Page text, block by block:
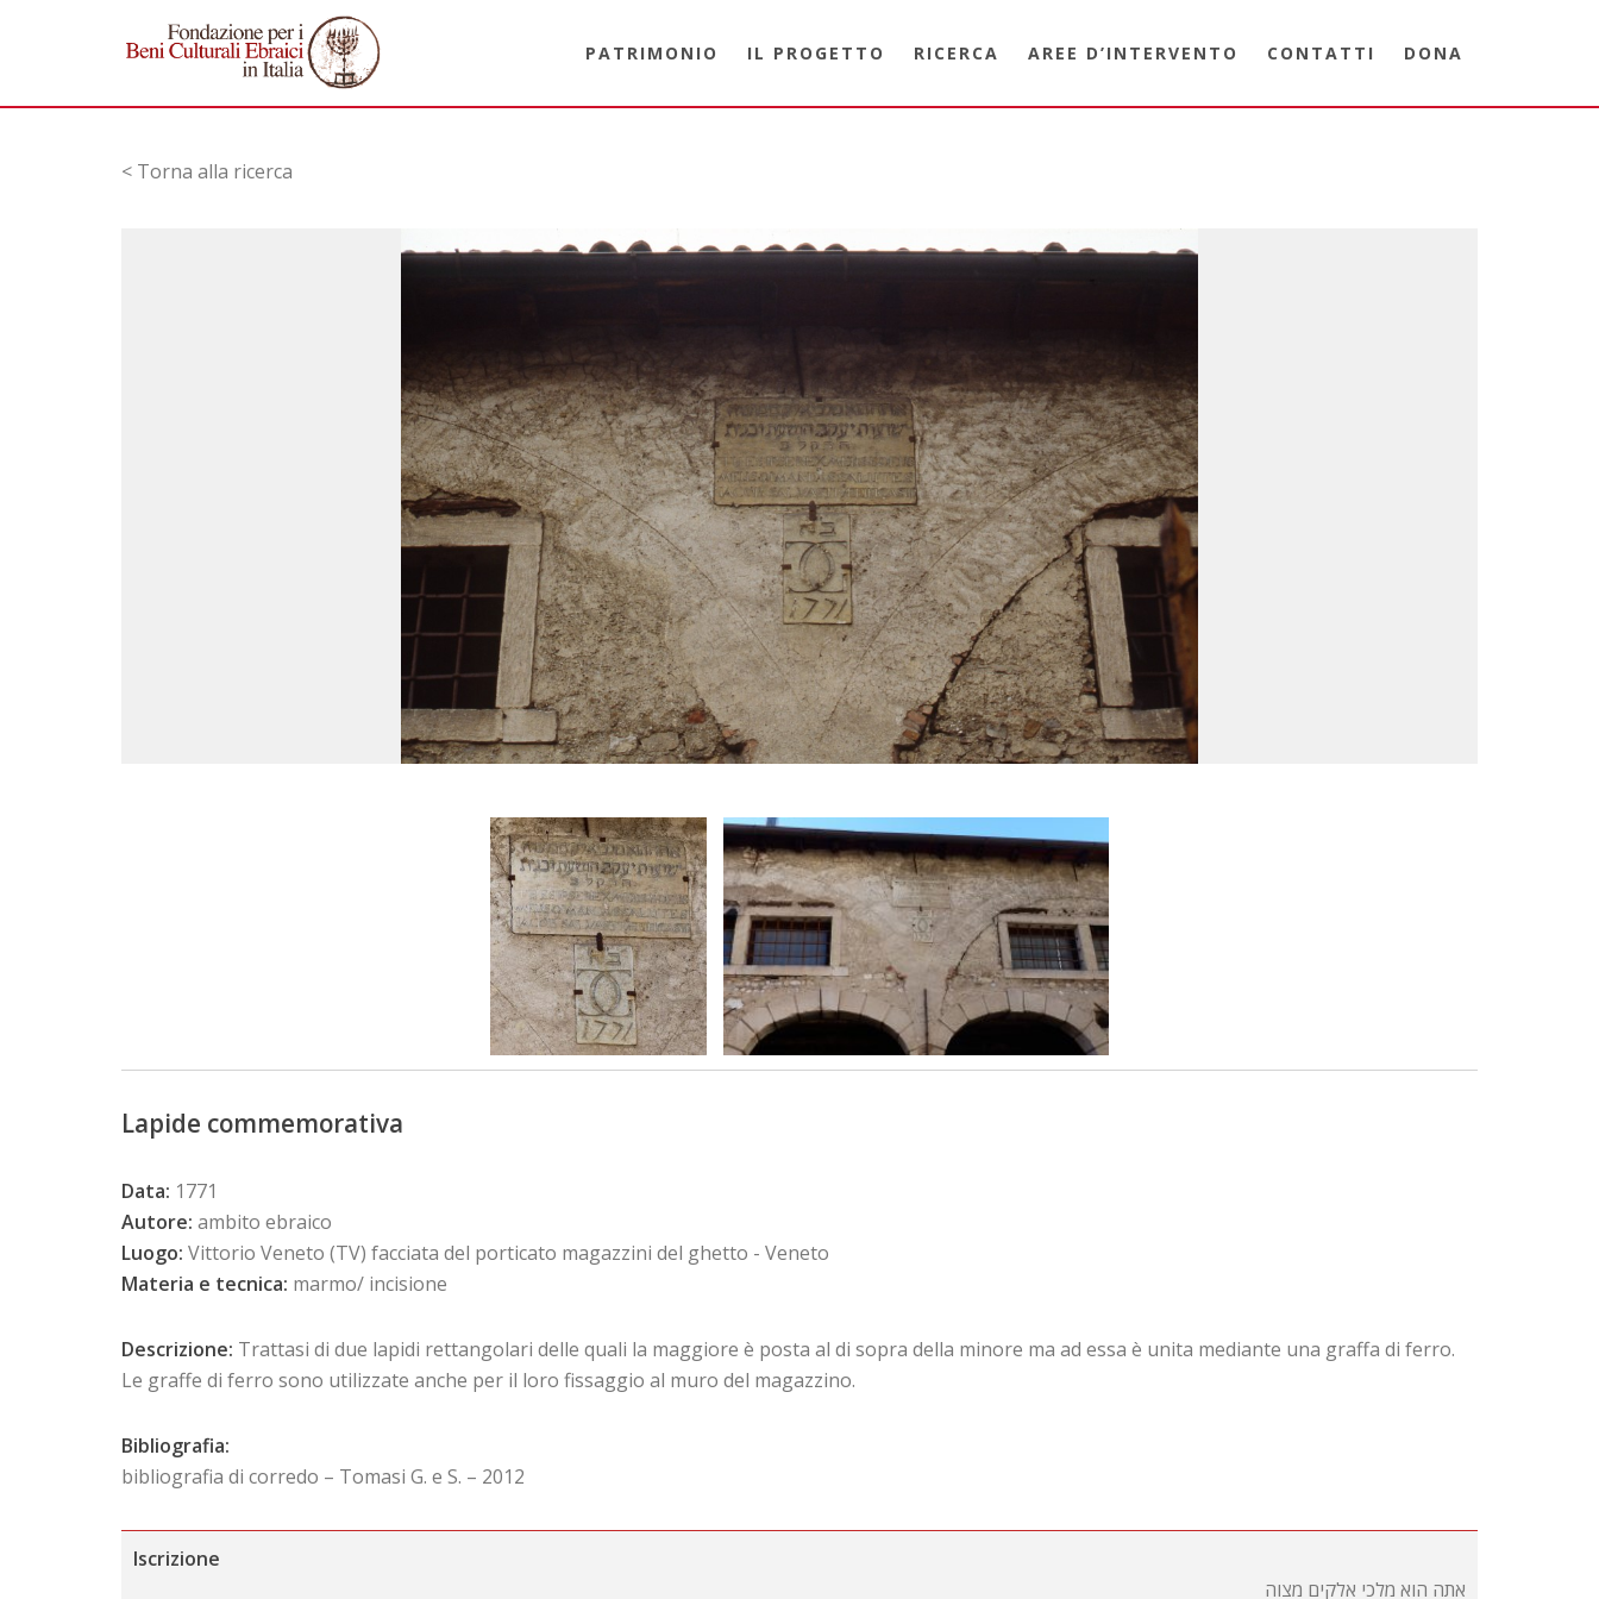
PATRIMONIO IL PROGETTO RICERCA AREE D’INTERVENTO CONTATTI DONA
< Torna alla ricerca
Lapide commemorativa
Data: 1771
Autore: ambito ebraico
Luogo: Vittorio Veneto (TV) facciata del porticato magazzini del ghetto - Veneto
Materia e tecnica: marmo/ incisione
Descrizione: Trattasi di due lapidi rettangolari delle quali la maggiore è posta al di sopra della minore ma ad essa è unita mediante una graffa di ferro.
Le graffe di ferro sono utilizzate anche per il loro fissaggio al muro del magazzino.
Bibliografia:
bibliografia di corredo – Tomasi G. e S. – 2012
Iscrizione
אתה הוא מלכי אלקים מצוה